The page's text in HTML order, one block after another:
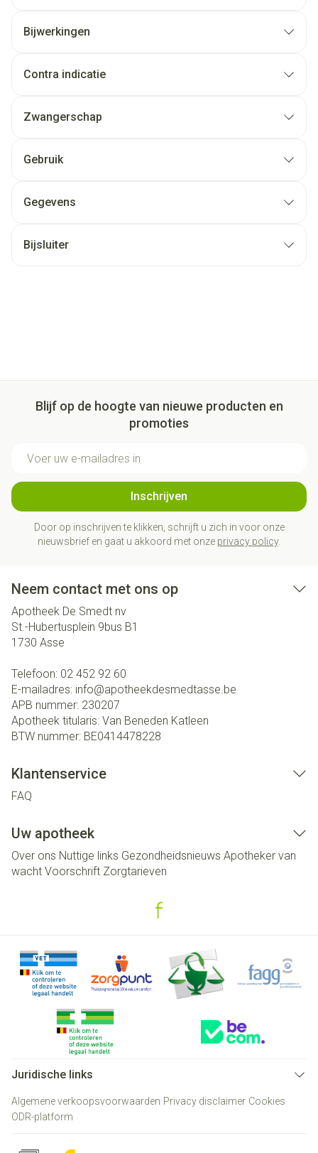
Bijwerkingen
Contra indicatie
Zwangerschap
Gebruik
Gegevens
Bijsluiter
Blijf op de hoogte van nieuwe producten en
promoties
Inschrijven
Door op inschrijven te klikken, schrijft u zich in voor onze
nieuwsbrief en gaat u akkoord met onze privacy policy.
Neem contact met ons op
Apotheek De Smedt nv
St.-Hubertusplein 9bus B1
1730 Asse
Telefoon: 02 452 92 60
E-mailadres: info@apotheekdesmedtasse.be
APB nummer: 230207
Apotheek titularis: Van Beneden Katleen
BTW nummer: BE0414478228
Klantenservice
FAQ
Uw apotheek
Over ons Nuttige links Gezondheidsnieuws Apotheker van
wacht Voorschrift Zorgtarieven
Juridische links
Algemene verkoopsvoorwaarden Privacy disclaimer Cookies
ODR-platform